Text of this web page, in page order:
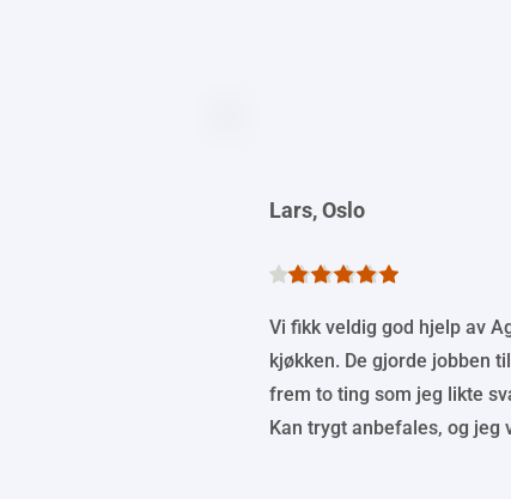
Lars, Oslo
Vi fikk veldig god hjelp av
kjøkken. De gjorde jobben
frem to ting som jeg likte
Kan trygt anbefales, og jeg